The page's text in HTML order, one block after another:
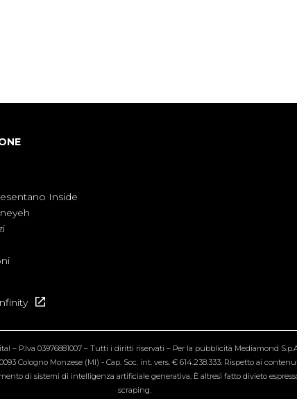
Inside
– P.Iva 03976881007 – Tutti i diritti riservati – Per la pubblicità Mediamond
Cologno Monzese (MI) - Cap. Soc. int. vers. € 614.238.333. Rispetto ai
di sistemi di intelligenza artificiale generativa. È altresì fatto divieto
scraping.